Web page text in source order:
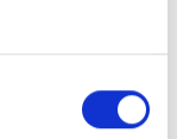
vähemmän
aiemmin.